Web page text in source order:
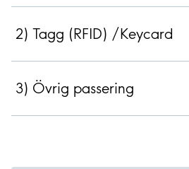
2) Tagg (RFID) /Keycard
3) Övrig passering